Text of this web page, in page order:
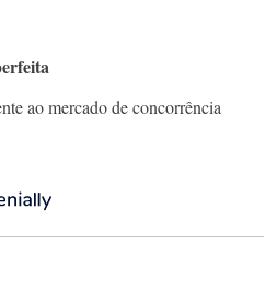
ao mercado de concorrência